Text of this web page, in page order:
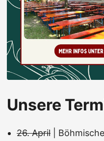
Unsere
26. April |